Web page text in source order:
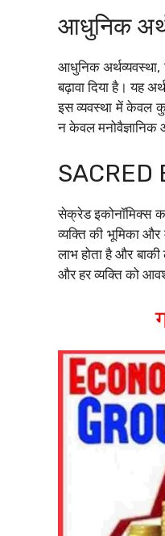
आधुनिक
आधुनिक अर्थव्यवस्था,
बढ़ावा दिया है। यह
इस व्यवस्था में केवल
न केवल मनोवैज्ञानिक
SACRED
सेक्रेड इकोनॉमिक्स
व्यक्ति की भूमिका
लाभ होता है और
और हर व्यक्ति को